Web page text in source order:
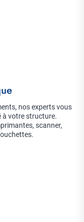
nos experts vous
à votre structure.
scanner,